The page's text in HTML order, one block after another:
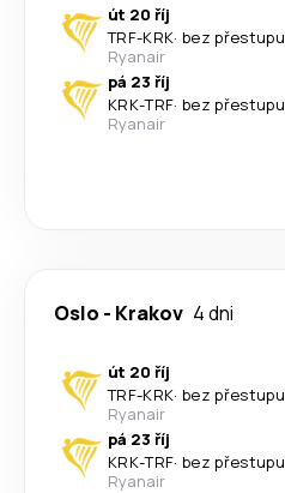
út 20 říj
TRF-KRK· bez přestupu
Ryanair
pá 23 říj
KRK-TRF· bez přestupu
Ryanair
Oslo - Krakov 4 dni
út 20 říj
TRF-KRK· bez přestupu
Ryanair
pá 23 říj
KRK-TRF· bez přestupu
Ryanair